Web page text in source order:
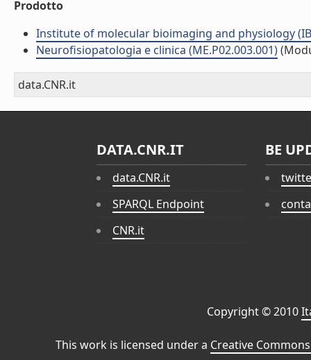
Prodotto
Institute of molecular bioimaging and physiology
Neurofisiopatologia e clinica (ME.P02.003.001)
data.CNR.it
DATA.CNR.IT
data.CNR.it
SPARQL Endpoint
CNR.it
BE
Copyright © 2010
This work is licensed under a Creative